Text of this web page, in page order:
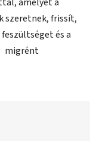
szeretnek, frissít,
és a
migrént